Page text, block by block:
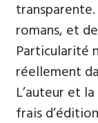
romans, et
Particularité
réellement
L’auteur et
frais